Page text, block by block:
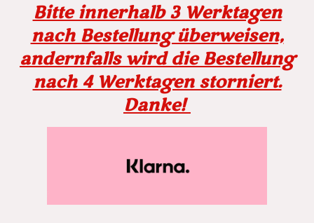
Bitte innerhalb 3 Werktagen
nach Bestellung überweisen,
andernfalls wird die Bestellung
nach 4 Werktagen storniert.
Danke!